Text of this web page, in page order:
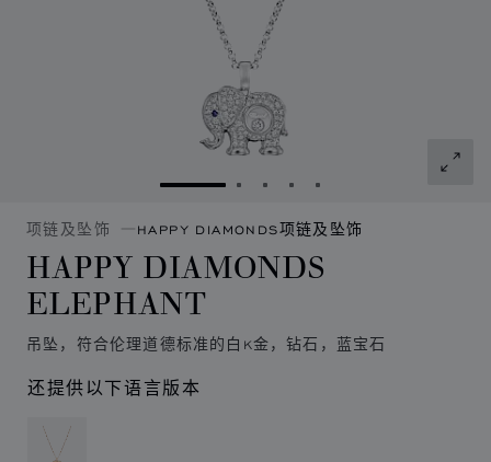
转到幻灯片 1转到幻灯片 2
转到幻灯片 3
转到幻灯片 4
转到幻灯片 5
项链及坠饰 HAPPY DIAMONDS项链及坠饰
HAPPY DIAMONDS
ELEPHANT
吊坠，符合伦理道德标准的白K金，钻石，蓝宝石
还提供以下语言版本